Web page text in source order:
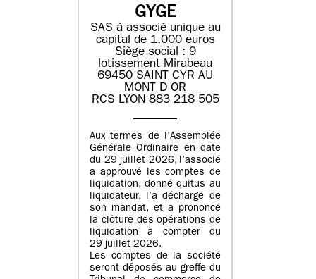
GYGE
SAS à associé unique au
capital de 1.000 euros
Siège social : 9
lotissement Mirabeau
69450 SAINT CYR AU
MONT D OR
RCS LYON 883 218 505
Aux termes de l’Assemblée
Générale Ordinaire en date
du 29 juillet 2026, l’associé
a approuvé les comptes de
liquidation, donné quitus au
liquidateur, l’a déchargé de
son mandat, et a prononcé
la clôture des opérations de
liquidation à compter du
29 juillet 2026.
Les comptes de la société
seront déposés au greffe du